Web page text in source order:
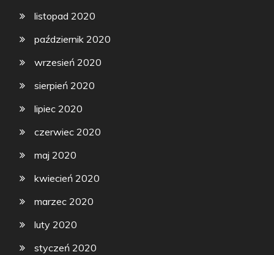
listopad 2020
październik 2020
wrzesień 2020
sierpień 2020
lipiec 2020
czerwiec 2020
maj 2020
kwiecień 2020
marzec 2020
luty 2020
styczeń 2020